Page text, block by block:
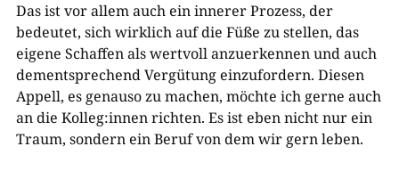
Das ist vor allem auch ein innerer Prozess, der
bedeutet, sich wirklich auf die Füße zu stellen, das
eigene Schaffen als wertvoll anzuerkennen und auch
dementsprechend Vergütung einzufordern. Diesen
Appell, es genauso zu machen, möchte ich gerne auch
an die Kolleg:innen richten. Es ist eben nicht nur ein
Traum, sondern ein Beruf von dem wir gern leben.